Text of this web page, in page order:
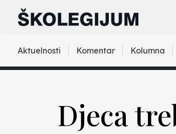
Aktuelnosti Komentar Kolumna
Djeca